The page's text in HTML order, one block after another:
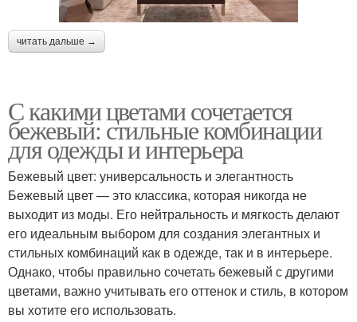
читать дальше →
С какими цветами сочетается
бежевый: стильные комбинации
для одежды и интерьера
Бежевый цвет: универсальность и элегантность
Бежевый цвет — это классика, которая никогда не
выходит из моды. Его нейтральность и мягкость делают
его идеальным выбором для создания элегантных и
стильных комбинаций как в одежде, так и в интерьере.
Однако, чтобы правильно сочетать бежевый с другими
цветами, важно учитывать его оттенок и стиль, в котором
вы хотите его использовать.